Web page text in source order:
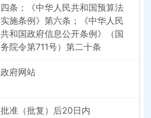
四条；《中华人民共和国预算法
实施条例》第六条；《中华人民
共和国政府信息公开条例》（国
务院令第711号）第二十条
政府网站
批准（批复）后20日内